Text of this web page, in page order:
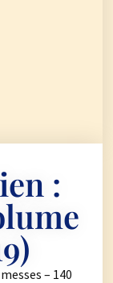
:
– 140